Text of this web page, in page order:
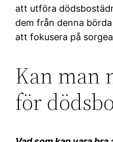
att utföra
dem från denna
att fokusera på
Kan man
för